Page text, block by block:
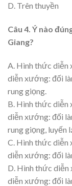
D. Trên thuyền
Câu 4. Ý nào
Giang?
A. Hình thức
diễn xướng: đối
rung giọng.
B. Hình thức
diễn xướng: đối
rung giọng, luyến
C. Hình thức
diễn xướng: đối
D. Hình thức
diễn xướng: đối